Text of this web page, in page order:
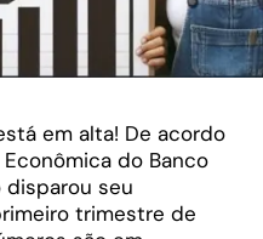
em alta! De acordo
do Banco
disparou seu
trimestre de